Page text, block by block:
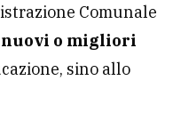
Comunale
nuovi o migliori
sino allo